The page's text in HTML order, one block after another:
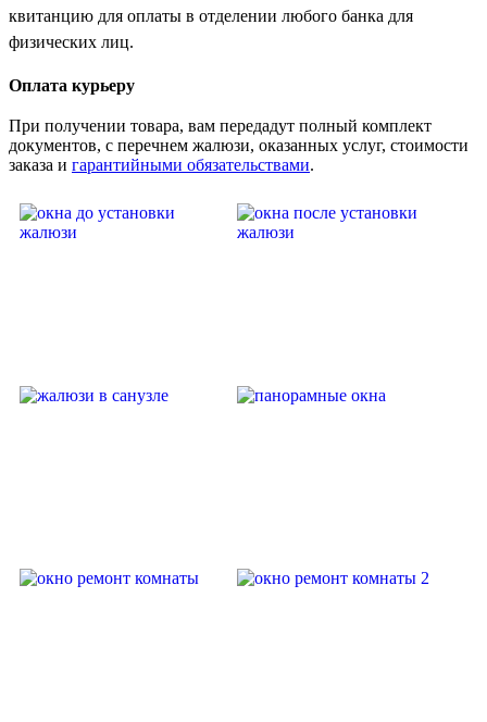
квитанцию для оплаты в отделении любого банка для
физических лиц.
Оплата курьеру
При получении товара, вам передадут полный комплект
документов, с перечнем жалюзи, оказанных услуг, стоимости
заказа и гарантийными обязательствами.